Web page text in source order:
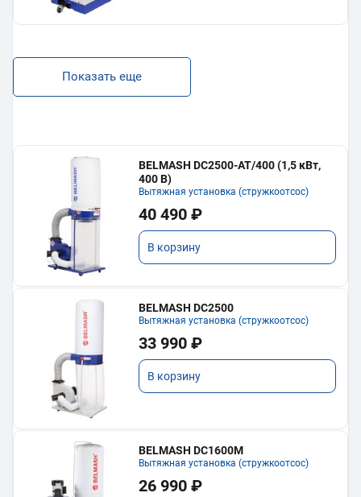
Показать еще
BELMASH DC2500-AT/400 (1,5 кВт,
400 В)
Вытяжная установка (стружкоотсос)
40 490 ₽
В корзину
BELMASH DC2500
Вытяжная установка (стружкоотсос)
33 990 ₽
В корзину
BELMASH DC1600M
Вытяжная установка (стружкоотсос)
26 990 ₽